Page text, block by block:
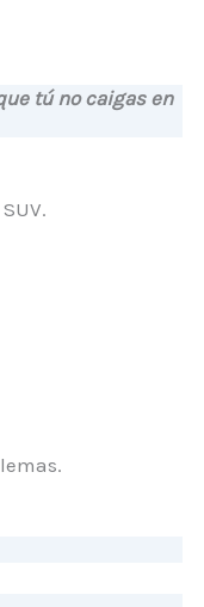
tú no caigas en